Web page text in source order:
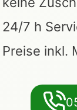
24/7 h
Preise inkl.